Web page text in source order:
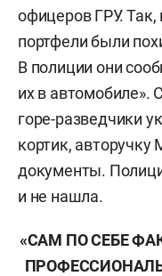
офицеров ГРУ. Так,
портфели были
В полиции они
их в автомобиле».
горе-разведчики
кортик,
документы.
и не нашла.
«САМ ПО СЕБЕ